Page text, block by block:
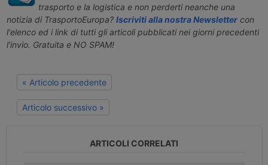
trasporto e la logistica e non perderti neanche una
notizia di TrasportoEuropa? Iscriviti alla nostra Newslettercon
l'elenco ed i link di tutti gli articoli pubblicati nei giorni precedenti
l'invio. Gratuita e NO SPAM!
« Articolo precedente
Articolo successivo »
ARTICOLI CORRELATI